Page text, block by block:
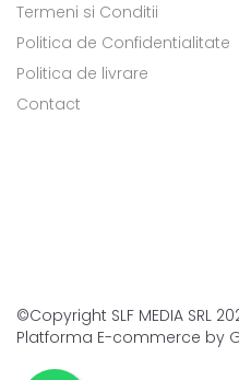
Termeni si Conditii
Politica de Confidentialitate
Politica de livrare
Contact
©Copyright SLF MEDIA SRL
Platforma E-commerce by